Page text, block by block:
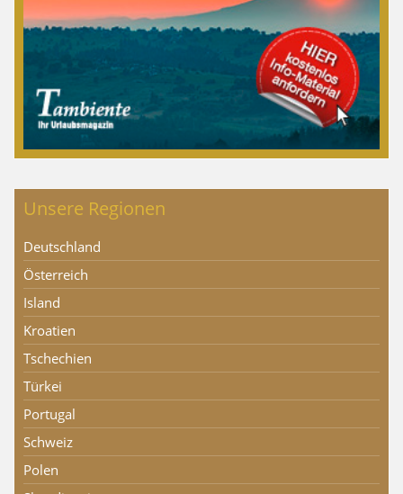
Unsere Regionen
Deutschland
Österreich
Island
Kroatien
Tschechien
Türkei
Portugal
Schweiz
Polen